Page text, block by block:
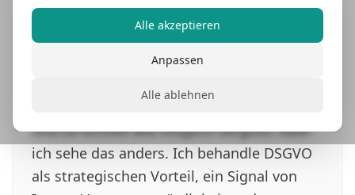
Alle ablehnen
Anpassen
Alle akzeptieren
Die Datenschutz Grundverordnung wird oft
als Last geframet. Eine Checkliste. Ein
und so schnell wie möglich vergisst. Aber
ich sehe das anders. Ich behandle DSGVO
als strategischen Vorteil, ein Signal von